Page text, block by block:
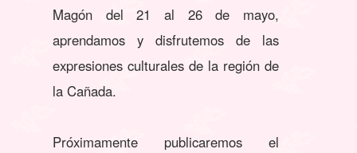
Magón del 21 al 26 de mayo,
aprendamos y disfrutemos de las
expresiones culturales de la región de
la Cañada.
Próximamente publicaremos el